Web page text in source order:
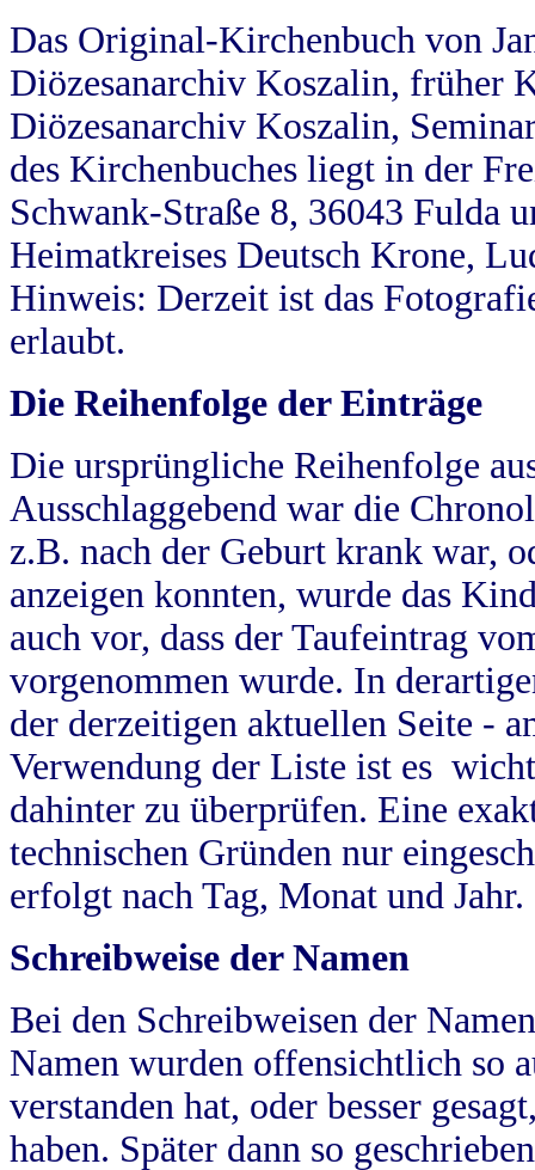
Das Original-Kirchenbuch von
Diözesanarchiv Koszalin, früher
Diözesanarchiv Koszalin,
des Kirchenbuches liegt in der
Schwank-Straße 8, 36043 Fulda
Heimatkreises Deutsch Krone,
Hinweis: Derzeit ist das
erlaubt.
Die Reihenfolge der Einträge
Die ursprüngliche Reihenfolge
Ausschlaggebend war die
z.B. nach der Geburt krank war,
anzeigen konnten, wurde das
auch vor, dass der Taufeintrag
vorgenommen wurde. In
der derzeitigen aktuellen Seite -
Verwendung der Liste ist es
dahinter zu überprüfen. Eine
technischen Gründen nur
erfolgt nach Tag, Monat und Jahr.
Schreibweise der Namen
Bei den Schreibweisen der
Namen wurden offensichtlich so
verstanden hat, oder besser
haben. Später dann so